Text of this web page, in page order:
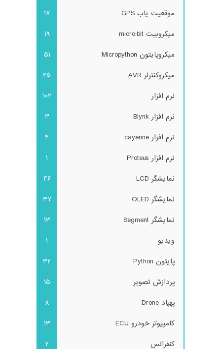
موقعیت یاب GPS
17
میکروبیت micro:bit
19
میکروپایتون Micropython
51
میکروکنترلر AVR
25
نرم افزار
102
نرم افزار Blynk
3
نرم افزار cayenne
4
نرم افزار Proteus
1
نمایشگر LCD
46
نمایشگر OLED
37
نمایشگر Segment
13
ویدیو
1
پایتون Python
32
پردازش تصویر
15
پهپاد Drone
8
کامپیوتر خودرو ECU
13
کنفرانس
2